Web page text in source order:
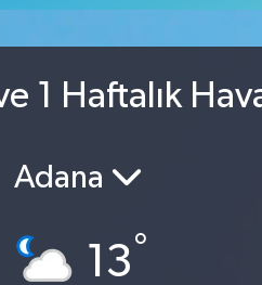
1 Haftalık
Adana
13°